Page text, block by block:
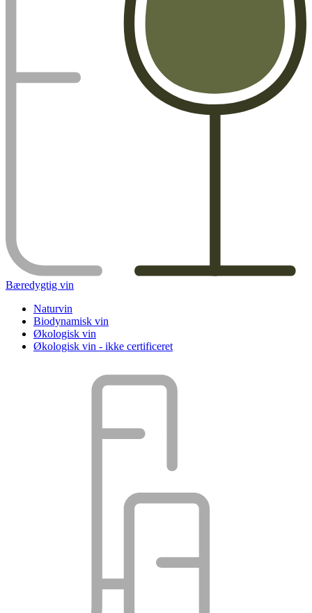
Bæredygtig vin
Naturvin
Biodynamisk vin
Økologisk vin
Økologisk vin - ikke certificeret